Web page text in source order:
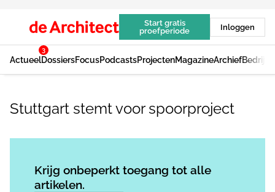
Start gratis
proefperiode
Inloggen
Actueel
3
DossiersFocusPodcastsProjectenMagazineArchief
Stuttgart stemt voor spoorproject
Krijg onbeperkt toegang tot alle
artikelen.